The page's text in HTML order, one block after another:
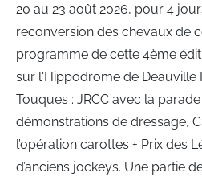
20 au 23 août 2026, pour 4
reconversion des chevaux de
programme de cette 4ème
sur l'Hippodrome de Deauville
Touques : JRCC avec la
démonstrations de dressage,
l’opération carottes + Prix des
d’anciens jockeys. Une partie